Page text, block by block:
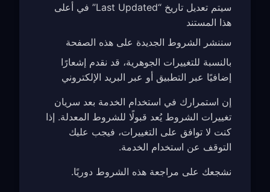
سيتم تعديل تاريخ “Last Updated” في أعلى
هذا المستند
سننشر الشروط الجديدة على هذه الصفحة
بالنسبة للتغييرات الجوهرية، قد نقدم إشعارًا
إضافيًا عبر التطبيق أو عبر البريد الإلكتروني
إن استمرارك في استخدام الخدمة بعد سريان
تغييرات الشروط يُعد قبولًا للشروط المعدلة. إذا
كنت لا توافق على التغييرات، فيجب عليك
التوقف عن استخدام الخدمة.
نشجعك على مراجعة هذه الشروط دوريًا.